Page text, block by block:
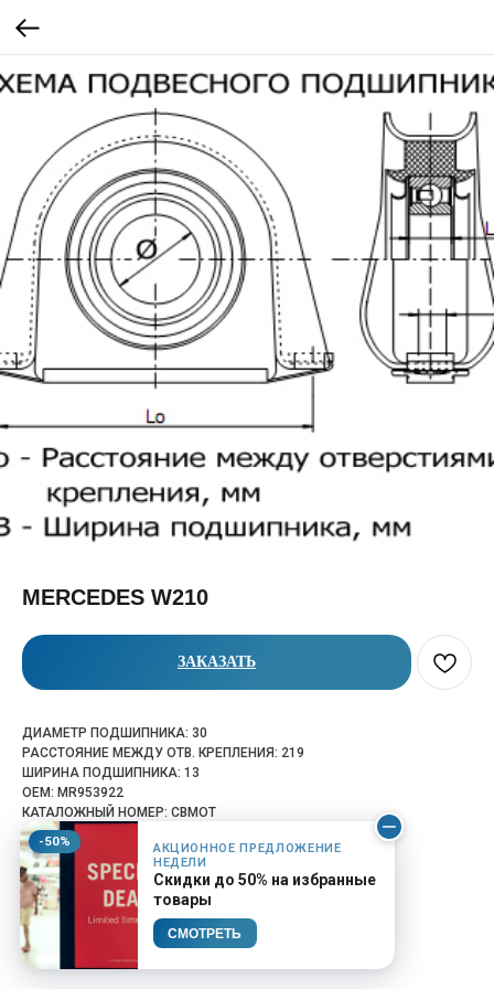
-50%
АКЦИОННОЕ ПРЕДЛОЖЕНИЕ
НЕДЕЛИ
Скидки до 50% на избранные
товары
СМОТРЕТЬ
MERCEDES W210
ЗАКАЗАТЬ
ДИАМЕТР ПОДШИПНИКА: 30
РАССТОЯНИЕ МЕЖДУ ОТВ. КРЕПЛЕНИЯ: 219
ШИРИНА ПОДШИПНИКА: 13
OEM: MR953922
КАТАЛОЖНЫЙ НОМЕР: CBMOT